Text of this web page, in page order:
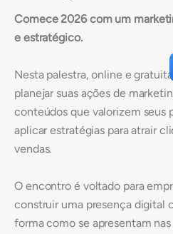
Comece 2026 com um
e estratégico.
Nesta palestra, online e
planejar suas ações de
conteúdos que valorizem seus
aplicar estratégias para atrair
vendas.
O encontro é voltado para
construir uma presença digital
forma como se apresentam